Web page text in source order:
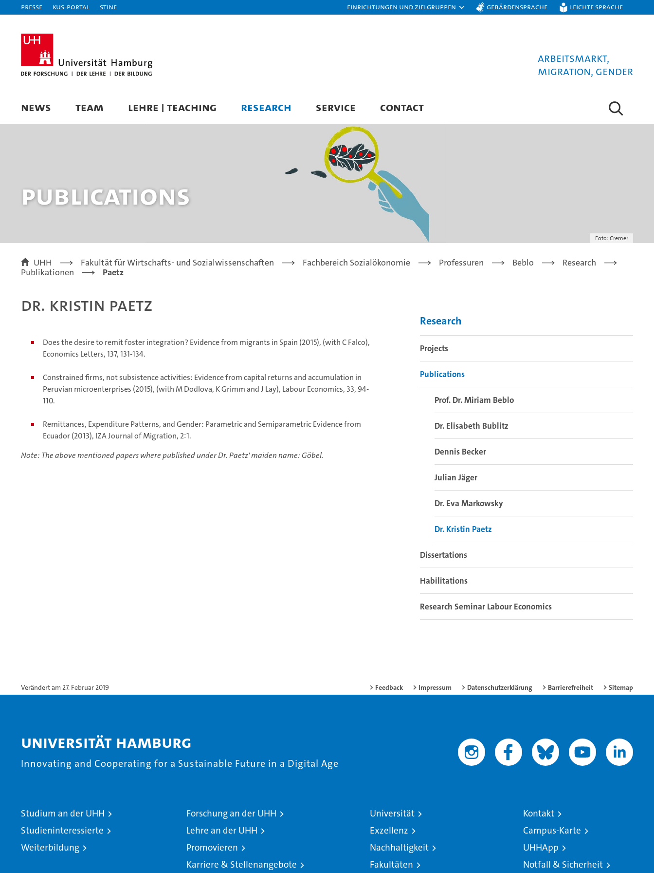
Presse KUS-Portal STiNE Einrichtungen und Zielgruppen Gebärdensprache Leichte Sprache
Arbeitsmarkt,
Migration, Gender
NEWS TEAM LEHRE | TEACHING RESEARCH SERVICE CONTACT
Foto: Cremer
Publications
UHH Fakultät für Wirtschafts- und Sozialwissenschaften Fachbereich Sozialökonomie Professuren Beblo
Research
Publikationen
Paetz
Dr. Kristin Paetz
Does the desire to remit foster integration? Evidence from migrants in Spain (2015), (with C Falco),
Economics Letters, 137, 131-134.
Constrained firms, not subsistence activities: Evidence from capital returns and accumulation in
Peruvian microenterprises (2015), (with M Dodlova, K Grimm and J Lay), Labour Economics, 33, 94-
110.
Remittances, Expenditure Patterns, and Gender: Parametric and Semiparametric Evidence from
Ecuador (2013), IZA Journal of Migration, 2:1.
Note: The above mentioned papers where published under Dr. Paetz' maiden name: Göbel.
Research
Projects
Publications
Prof. Dr. Miriam Beblo
Dr. Elisabeth Bublitz
Dennis Becker
Julian Jäger
Dr. Eva Markowsky
Dr. Kristin Paetz
Dissertations
Habilitations
Research Seminar Labour Economics
Verändert am 27. Februar 2019 Feedback Impressum Datenschutzerklärung Barrierefreiheit Sitemap
Universität Hamburg
Innovating and Cooperating for a Sustainable Future in a Digital Age
Studium an der UHH
Studieninteressierte
Weiterbildung
Forschung an der UHH
Lehre an der UHH
Promovieren
Karriere & Stellenangebote
Universität
Exzellenz
Nachhaltigkeit
Fakultäten
Kontakt
Campus-Karte
UHHApp
Notfall & Sicherheit